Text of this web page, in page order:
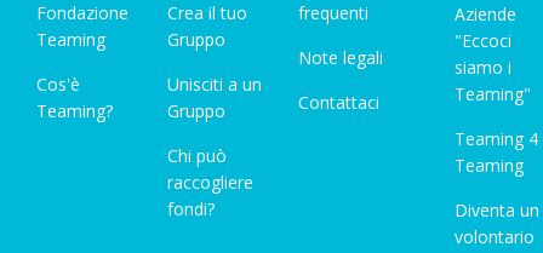
Fondazione
Teaming
Cos'è
Teaming?
Crea il tuo
Gruppo
Unisciti a un
Gruppo
Chi può
raccogliere
fondi?
frequenti
Note legali
Contattaci
Aziende
"Eccoci
siamo i
Teaming"
Teaming 4
Teaming
Diventa un
volontario